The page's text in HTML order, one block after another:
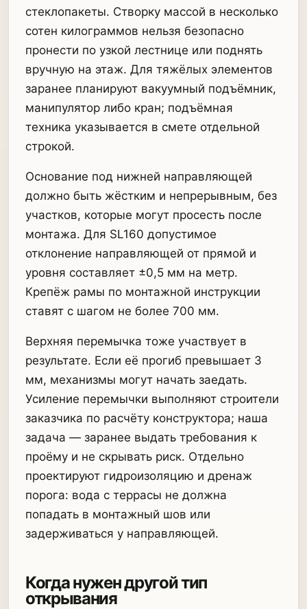
стеклопакеты. Створку массой в несколько
сотен килограммов нельзя безопасно
пронести по узкой лестнице или поднять
вручную на этаж. Для тяжёлых элементов
заранее планируют вакуумный подъёмник,
манипулятор либо кран; подъёмная
техника указывается в смете отдельной
строкой.
Основание под нижней направляющей
должно быть жёстким и непрерывным, без
участков, которые могут просесть после
монтажа. Для SL160 допустимое
отклонение направляющей от прямой и
уровня составляет ±0,5 мм на метр.
Крепёж рамы по монтажной инструкции
ставят с шагом не более 700 мм.
Верхняя перемычка тоже участвует в
результате. Если её прогиб превышает 3
мм, механизмы могут начать заедать.
Усиление перемычки выполняют строители
заказчика по расчёту конструктора; наша
задача — заранее выдать требования к
проёму и не скрывать риск. Отдельно
проектируют гидроизоляцию и дренаж
порога: вода с террасы не должна
попадать в монтажный шов или
задерживаться у направляющей.
Когда нужен другой тип
открывания